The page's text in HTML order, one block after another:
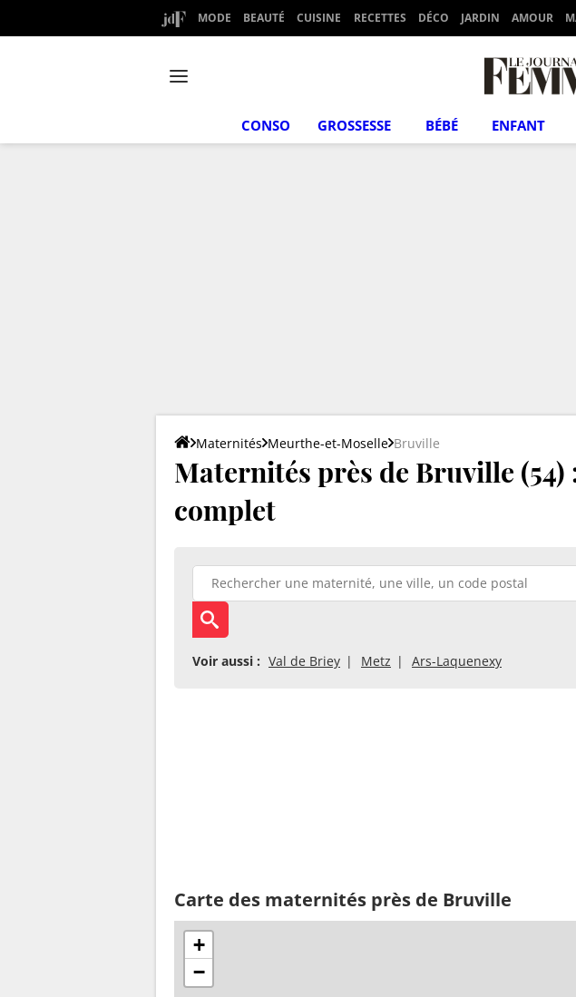
MODE BEAUTÉ CUISINE RECETTES DÉCO JARDIN AMOUR
CONSO GROSSESSE BÉBÉ ENFANT
Maternités Meurthe-et-Moselle Bruville
Maternités près de Bruville (54)
complet
Voir aussi : Val de Briey Metz Ars-Laquenexy
Carte des maternités près de Bruville
+
−